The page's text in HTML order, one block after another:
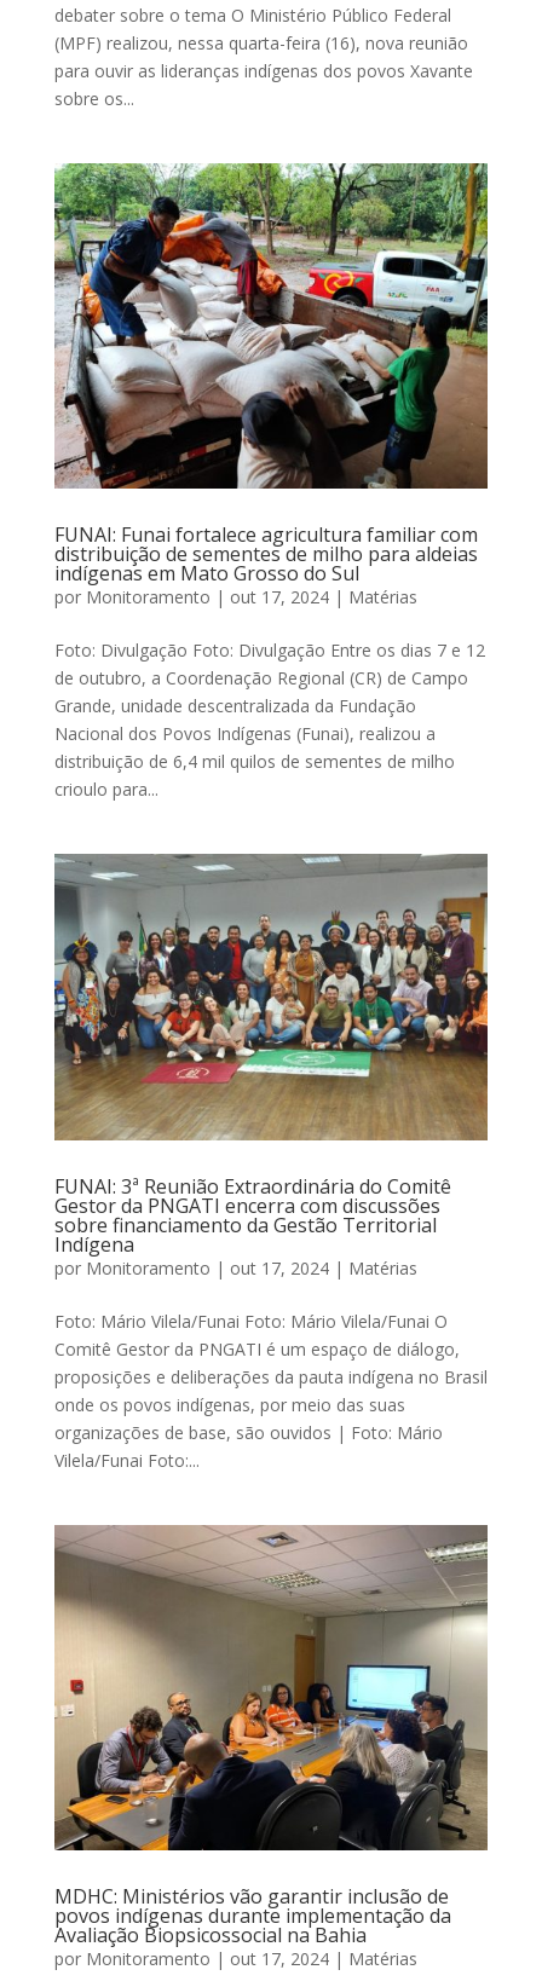
debater sobre o tema O Ministério Público Federal
(MPF) realizou, nessa quarta-feira (16), nova reunião
para ouvir as lideranças indígenas dos povos Xavante
sobre os...
FUNAI: Funai fortalece agricultura familiar com
distribuição de sementes de milho para aldeias
indígenas em Mato Grosso do Sul
por Monitoramento | out 17, 2024| Matérias
Foto: Divulgação Foto: Divulgação Entre os dias 7 e 12
de outubro, a Coordenação Regional (CR) de Campo
Grande, unidade descentralizada da Fundação
Nacional dos Povos Indígenas (Funai), realizou a
distribuição de 6,4 mil quilos de sementes de milho
crioulo para...
FUNAI: 3ª Reunião Extraordinária do Comitê
Gestor da PNGATI encerra com discussões
sobre financiamento da Gestão Territorial
Indígena
por Monitoramento | out 17, 2024| Matérias
Foto: Mário Vilela/Funai Foto: Mário Vilela/Funai O
Comitê Gestor da PNGATI é um espaço de diálogo,
proposições e deliberações da pauta indígena no Brasil
onde os povos indígenas, por meio das suas
organizações de base, são ouvidos | Foto: Mário
Vilela/Funai Foto:...
MDHC: Ministérios vão garantir inclusão de
povos indígenas durante implementação da
Avaliação Biopsicossocial na Bahia
por Monitoramento | out 17, 2024| Matérias